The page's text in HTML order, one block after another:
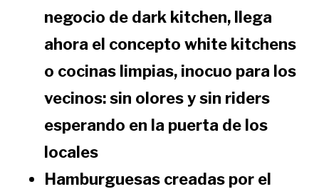
negocio de dark kitchen, llega
ahora el concepto white kitchens
o cocinas limpias, inocuo para los
vecinos: sin olores y sin riders
esperando en la puerta de los
locales
Hamburguesas creadas por el